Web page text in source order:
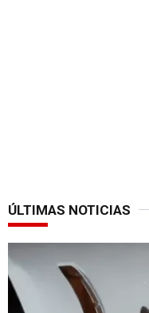
ÚLTIMAS NOTICIAS